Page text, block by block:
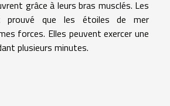
grâce à leurs bras musclés. Les
prouvé que les étoiles de mer
forces. Elles peuvent exercer une
plusieurs minutes.